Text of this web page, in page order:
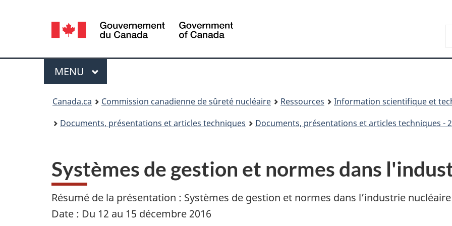
de
Sélection
de
la
langue
Canada
Menu
MENU PRINCIPAL
Canada.ca Commission canadienne de sûreté nucléaire Ressources
Information scientifique et
Documents, présentations et articles techniques
Documents, présentations et articles techniques -
Systèmes de gestion et normes dans
Résumé de la présentation : Systèmes de gestion et normes dans l’industrie nucléaire
Date : Du 12 au 15 décembre 2016